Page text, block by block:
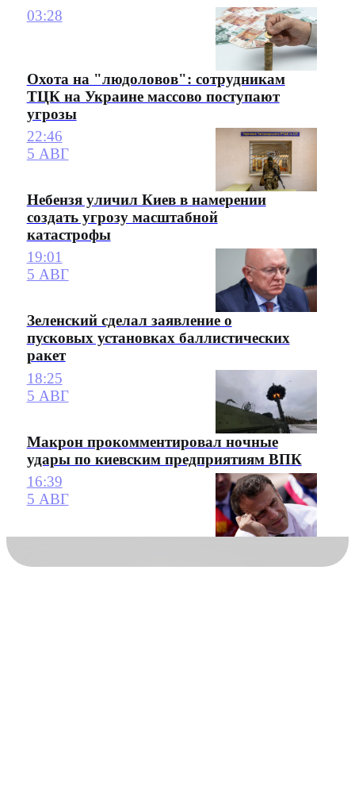
03:28
Охота на "людоловов": сотрудникам
ТЦК на Украине массово поступают
угрозы
22:46
5 АВГ
Небензя уличил Киев в намерении
создать угрозу масштабной
катастрофы
19:01
5 АВГ
Зеленский сделал заявление о
пусковых установках баллистических
ракет
18:25
5 АВГ
Макрон прокомментировал ночные
удары по киевским предприятиям ВПК
16:39
5 АВГ